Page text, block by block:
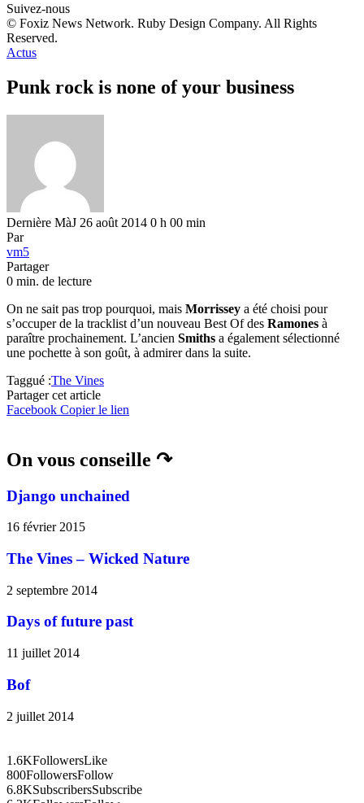
Suivez-nous
© Foxiz News Network. Ruby Design Company. All Rights
Reserved.
Actus
Punk rock is none of your business
Dernière MàJ 26 août 2014 0 h 00 min
Par
vm5
Partager
0 min. de lecture
On ne sait pas trop pourquoi, mais Morrissey a été choisi pour
s’occuper de la tracklist d’un nouveau Best Of des Ramones à
paraître prochainement. L’ancien Smiths a également sélectionné
une pochette à son goût, à admirer dans la suite.
Taggué :The Vines
Partager cet article
Facebook Copier le lien
On vous conseille ↷
Django unchained
16 février 2015
The Vines – Wicked Nature
2 septembre 2014
Days of future past
11 juillet 2014
Bof
2 juillet 2014
1.6KFollowersLike
800FollowersFollow
6.8KSubscribersSubscribe